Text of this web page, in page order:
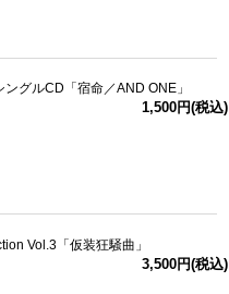
グルCD「宿命／AND ONE」
1,500円(税込)
Vol.3「仮装狂騒曲」
3,500円(税込)